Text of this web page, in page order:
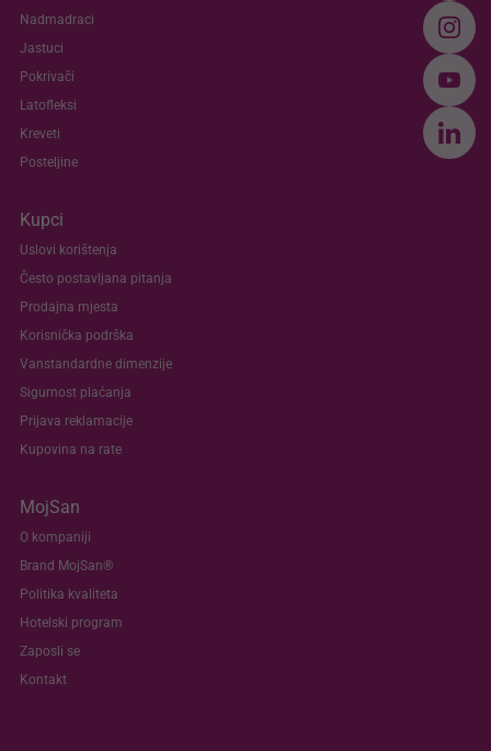
Nadmadraci
Jastuci
Pokrivači
Latofleksi
Kreveti
Posteljine
Kupci
Uslovi korištenja
Često postavljana pitanja
Prodajna mjesta
Korisnička podrška
Vanstandardne dimenzije
Sigurnost plaćanja
Prijava reklamacije
Kupovina na rate
MojSan
O kompaniji
Brand MojSan®
Politika kvaliteta
Hotelski program
Zaposli se
Kontakt